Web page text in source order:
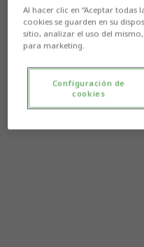
Aún no hay reacciones. ¡Sé el
Al hacer clic en “Aceptar todas
cookies se guarden en su
sitio, analizar el uso del
para marketing.
Configuración de
cookies